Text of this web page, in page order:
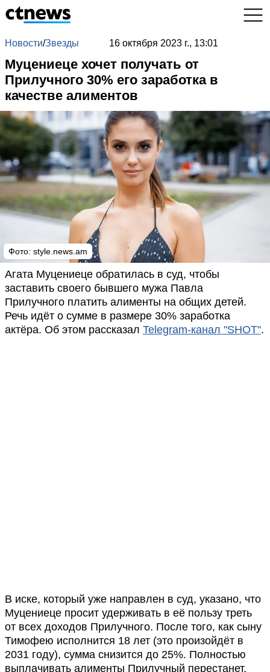
Новости/Звезды 16 октября 2023 г., 13:01
Муцениеце хочет получать от
Прилучного 30% его заработка в
качестве алиментов
Фото: style.news.am
Агата Муцениеце обратилась в суд, чтобы
заставить своего бывшего мужа Павла
Прилучного платить алименты на общих детей.
Речь идёт о сумме в размере 30% заработка
актёра. Об этом рассказал Telegram-канал "SHOT".
В иске, который уже направлен в суд, указано, что
Муцениеце просит удерживать в её пользу треть
от всех доходов Прилучного. После того, как сыну
Тимофею исполнится 18 лет (это произойдёт в
2031 году), сумма снизится до 25%. Полностью
выплачивать алименты Прилучный перестанет,